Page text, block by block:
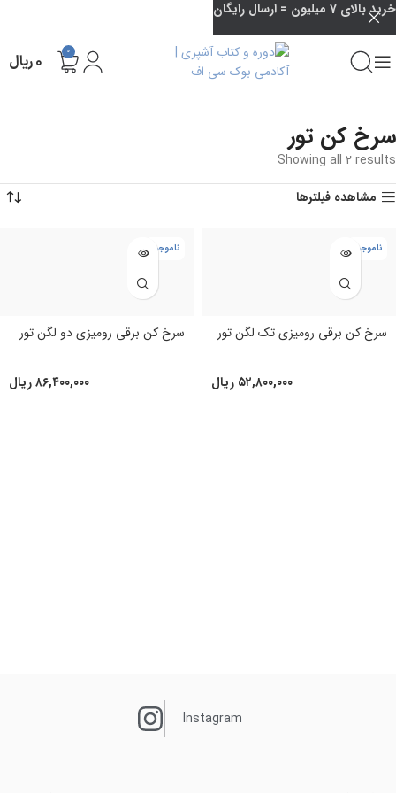
0 ۰ریال
سرخ کن تور
Showing all 2 results
مشاهده فیلترها
ناموجود
سرخ کن برقی رومیزی تک لگن تور
۵۲,۸۰۰,۰۰۰ ریال
ناموجود
سرخ کن برقی رومیزی دو لگن تور
۸۶,۴۰۰,۰۰۰ریال
Instagram
خرید بالای 7 میلیون = ارسال رایگان